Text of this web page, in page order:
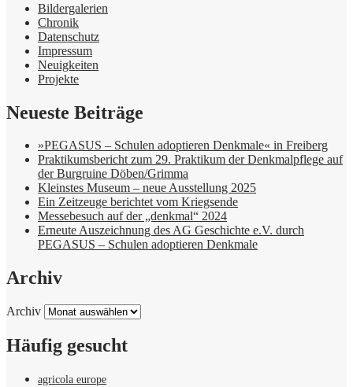
Bildergalerien
Chronik
Datenschutz
Impressum
Neuigkeiten
Projekte
Neueste Beiträge
»PEGASUS – Schulen adoptieren Denkmale« in Freiberg
Praktikumsbericht zum 29. Praktikum der Denkmalpflege auf
der Burgruine Döben/Grimma
Kleinstes Museum – neue Ausstellung 2025
Ein Zeitzeuge berichtet vom Kriegsende
Messebesuch auf der „denkmal“ 2024
Erneute Auszeichnung des AG Geschichte e.V. durch
PEGASUS – Schulen adoptieren Denkmale
Archiv
Archiv
Häufig gesucht
agricola europe